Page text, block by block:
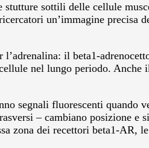
sottili delle cellule
un’immagine precisa
il beta1-
nel lungo periodo.
segnali fluorescenti
– cambiano posizione
zona dei recettori beta1-